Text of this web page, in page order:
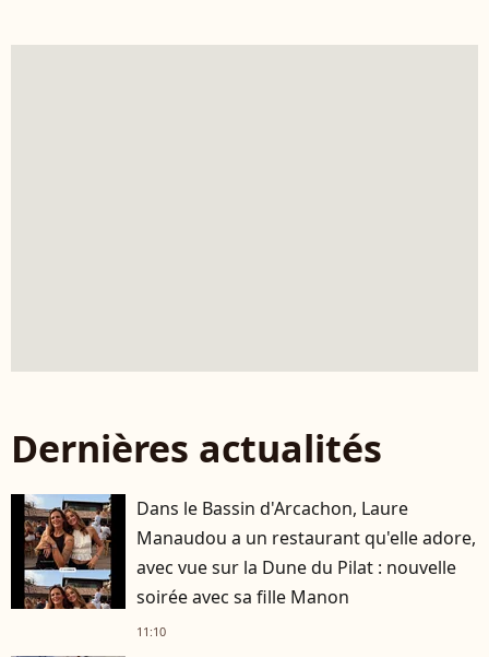
Dernières actualités
Dans le Bassin d'Arcachon, Laure
Manaudou a un restaurant qu'elle adore,
avec vue sur la Dune du Pilat : nouvelle
soirée avec sa fille Manon
11:10